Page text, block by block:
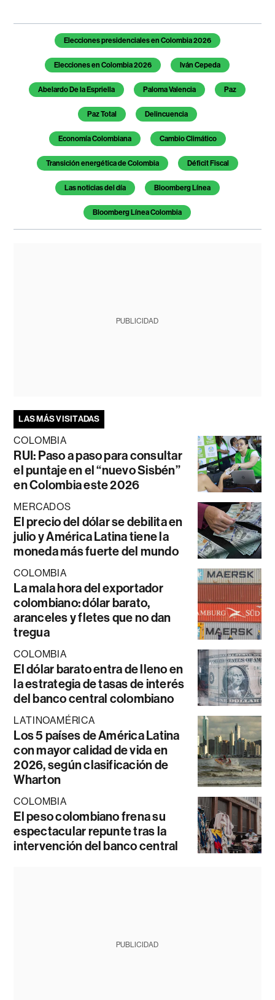
Temas de este artículo
Elecciones presidenciales en Colombia 2026
Elecciones en Colombia 2026 Iván Cepeda
Abelardo De la Espriella Paloma Valencia Paz
Paz Total Delincuencia
Economía Colombiana Cambio Climático
Transición energética de Colombia Déficit Fiscal
Las noticias del día Bloomberg Línea
Bloomberg Línea Colombia
PUBLICIDAD
LAS MÁS VISITADAS
COLOMBIA
RUI: Paso a paso para consultar
el puntaje en el “nuevo Sisbén”
en Colombia este 2026
MERCADOS
El precio del dólar se debilita en
julio y América Latina tiene la
moneda más fuerte del mundo
COLOMBIA
La mala hora del exportador
colombiano: dólar barato,
aranceles y fletes que no dan
tregua
COLOMBIA
El dólar barato entra de lleno en
la estrategia de tasas de interés
del banco central colombiano
LATINOAMÉRICA
Los 5 países de América Latina
con mayor calidad de vida en
2026, según clasificación de
Wharton
COLOMBIA
El peso colombiano frena su
espectacular repunte tras la
intervención del banco central
PUBLICIDAD